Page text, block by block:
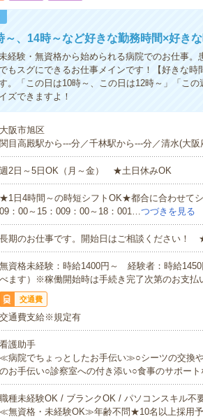
～、14時～など好きな勤務時間×好き
経験・無資格から始められる病院でのお仕事
もスグにできるお仕事メインです！【好きな
。「この日は10時～、この日は12時～」「こ
ズできますよ！
大阪市旭区
関目高殿駅から---分／千林駅から---分／清水(大阪
週2日～5日OK（月～金） ★土日休みOK
★1日4時間～の時短シフトOK★都合に合わせて
09：00～15：009：00～18：001…つづきを見る
長期のお仕事です。開始日はご相談ください！
無資格未経験：時給1400円～ 経験者：時給
べます）※稼働開始時は手続き完了次第のお支払
交通費
交通費支給※規定有
看護助手
≪病院でちょっとしたお手伝い≫○シーツの交換
のお手伝い○診察室への付き添い○食事のサポー
職種未経験OK / ブランクOK / パソコンスキル不
≪無資格・未経験OK≫年齢不問★10名以上採用